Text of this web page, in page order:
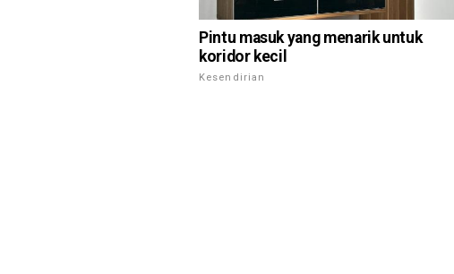
Pintu masuk yang menarik untuk
koridor kecil
Kesendirian